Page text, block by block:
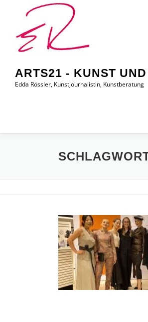
springen
ARTS21 - KUNST
Edda Rössler, Kunstjournalistin, Kunstberatung